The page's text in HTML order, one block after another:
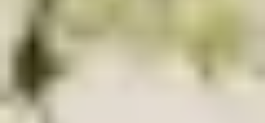
Aufmerksamkeiten und Mitbringsel. Lass dich von
passende Geschenk für jeden Feinschmecker.